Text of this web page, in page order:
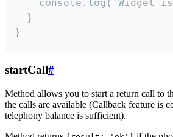
console.log('Widget
  }
}
startCall#
Method allows you to start a return call to
the calls are available (Callback feature is
telephony balance is sufficient).